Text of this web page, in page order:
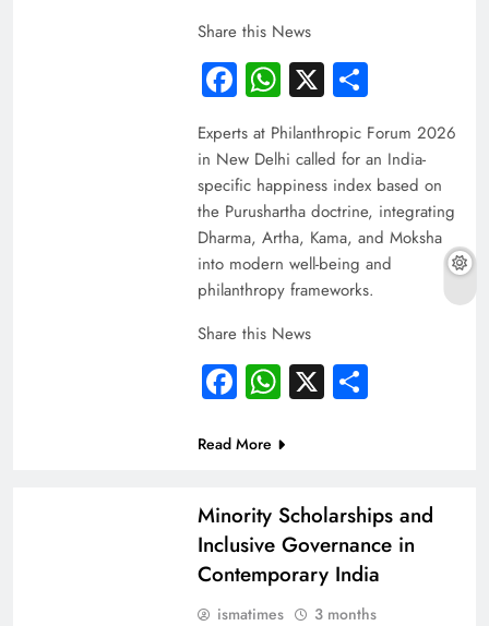
Share this News
Facebook
WhatsApp
X Share
Experts at Philanthropic Forum 2026
in New Delhi called for an India-
specific happiness index based on
the Purushartha doctrine, integrating
Dharma, Artha, Kama, and Moksha
into modern well-being and
philanthropy frameworks.
Share this News
Facebook
WhatsApp
X Share
Read More
Minority Scholarships and
Inclusive Governance in
Contemporary India
ismatimes
3 months